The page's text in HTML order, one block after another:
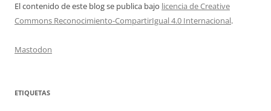
El contenido de este blog se publica bajo licencia de Creative
Commons Reconocimiento-CompartirIgual 4.0 Internacional.
Mastodon
ETIQUETAS